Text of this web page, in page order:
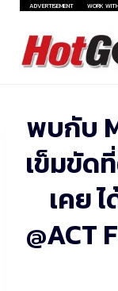
Skip
content
ADVERTISEMENT WORK
พบกับ
เข็มขัด
เคย
@ACT